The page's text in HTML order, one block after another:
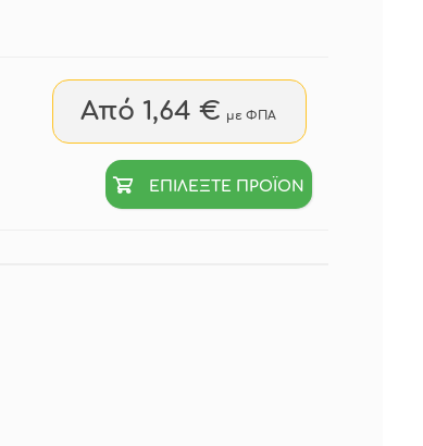
Από 1,64 € με ΦΠΑ
ΕΠΙΛΕΞΤΕ ΠΡΟΪΟΝ